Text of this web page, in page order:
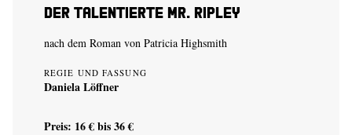
Der talentierte Mr. Ripley
nach dem Roman von Patricia Highsmith
REGIE UND FASSUNG
Daniela Löffner
Preis: 16 € bis 36 €